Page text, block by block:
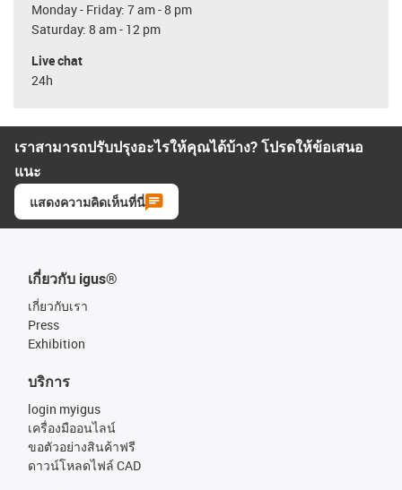
Monday - Friday: 7 am - 8 pm
Saturday: 8 am - 12 pm
Live chat
24h
เราสามารถปรับปรุงอะไรให้คุณได้บ้าง? โปรดให้ข้อเสนอ
แนะ
แสดงความคิดเห็นที่นี่
เกี่ยวกับ igus®
เกี่ยวกับเรา
Press
Exhibition
บริการ
login myigus
เครื่องมืออนไลน์
ขอตัวอย่างสินค้าฟรี
ดาวน์โหลดไฟล์ CAD